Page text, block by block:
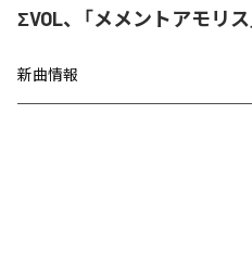
ΣVOL、「メメントアモリ
新曲情報